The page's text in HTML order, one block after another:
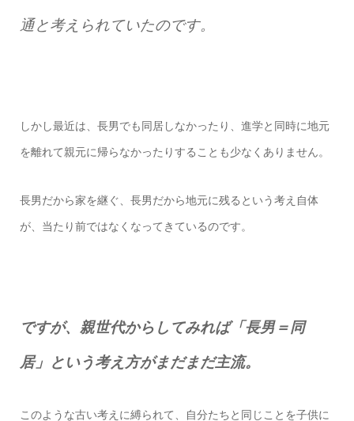
通と考えられていたのです。
しかし最近は、長男でも同居しなかったり、進学と同時に地元
を離れて親元に帰らなかったりすることも少なくありません。
長男だから家を継ぐ、長男だから地元に残るという考え自体
が、当たり前ではなくなってきているのです。
ですが、親世代からしてみれば「長男＝同
居」という考え方がまだまだ主流。
このような古い考えに縛られて、自分たちと同じことを子供に